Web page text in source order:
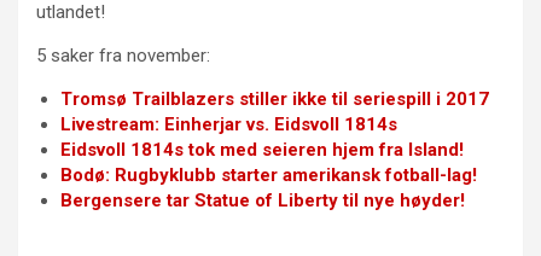
utlandet!
5 saker fra november:
Tromsø Trailblazers stiller ikke til seriespill i 2017
Livestream: Einherjar vs. Eidsvoll 1814s
Eidsvoll 1814s tok med seieren hjem fra Island!
Bodø: Rugbyklubb starter amerikansk fotball-lag!
Bergensere tar Statue of Liberty til nye høyder!